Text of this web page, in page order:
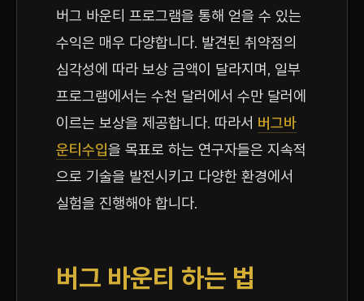
버그 바운티 프로그램을 통해 얻을 수 있는
수익은 매우 다양합니다. 발견된 취약점의
심각성에 따라 보상 금액이 달라지며, 일부
프로그램에서는 수천 달러에서 수만 달러에
이르는 보상을 제공합니다. 따라서 버그바
운티수입을 목표로 하는 연구자들은 지속적
으로 기술을 발전시키고 다양한 환경에서
실험을 진행해야 합니다.
버그 바운티 하는 법